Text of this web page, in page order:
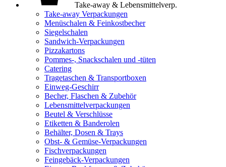
Take-away & Lebensmittelverp.
Take-away Verpackungen
Menüschalen & Feinkostbecher
Siegelschalen
Sandwich-Verpackungen
Pizzakartons
Pommes-, Snackschalen und -tüten
Catering
Tragetaschen & Transportboxen
Einweg-Geschirr
Becher, Flaschen & Zubehör
Lebensmittelverpackungen
Beutel & Verschlüsse
Etiketten & Banderolen
Behälter, Dosen & Trays
Obst- & Gemüse-Verpackungen
Fischverpackungen
Feingebäck-Verpackungen